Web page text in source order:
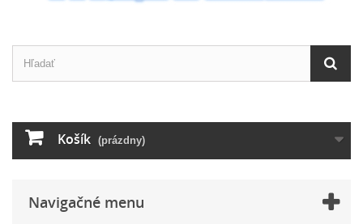
Košík (prázdny)
Navigačné menu